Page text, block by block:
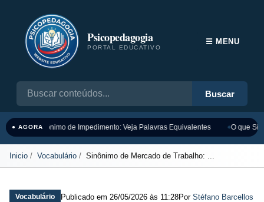
Psicopedagogia
PORTAL EDUCATIVO
Buscar
☰ MENU
● AGORASinônimo de Impedimento: Veja Palavras Equivalentes O que
Inicio Vocabulário Sinônimo de Mercado de Trabalho: ...
Vocabulário Publicado em 26/05/2026 às 11:28Por Stéfano Barcellos